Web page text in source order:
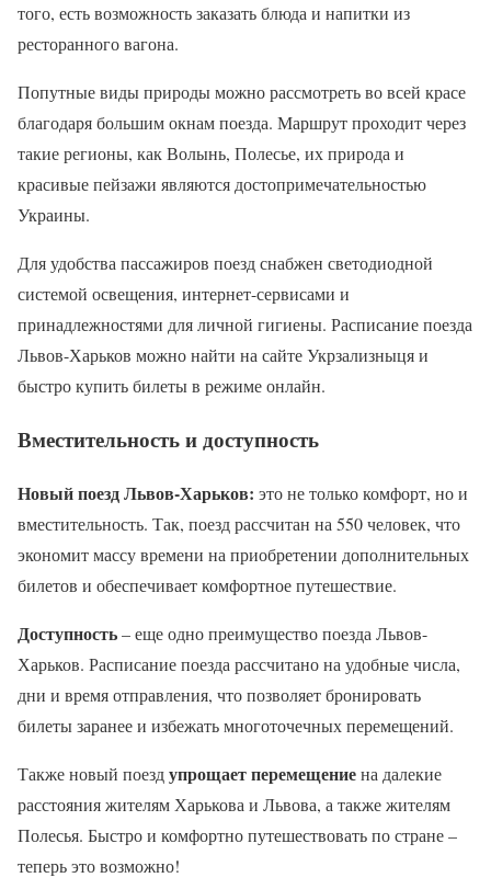
того, есть возможность заказать блюда и напитки из
ресторанного вагона.
Попутные виды природы можно рассмотреть во всей красе
благодаря большим окнам поезда. Маршрут проходит через
такие регионы, как Волынь, Полесье, их природа и
красивые пейзажи являются достопримечательностью
Украины.
Для удобства пассажиров поезд снабжен светодиодной
системой освещения, интернет-сервисами и
принадлежностями для личной гигиены. Расписание поезда
Львов-Харьков можно найти на сайте Укрзализныця и
быстро купить билеты в режиме онлайн.
Вместительность и доступность
Новый поезд Львов-Харьков: это не только комфорт, но и
вместительность. Так, поезд рассчитан на 550 человек, что
экономит массу времени на приобретении дополнительных
билетов и обеспечивает комфортное путешествие.
Доступность– еще одно преимущество поезда Львов-
Харьков. Расписание поезда рассчитано на удобные числа,
дни и время отправления, что позволяет бронировать
билеты заранее и избежать многоточечных перемещений.
Также новый поездупрощает перемещениена далекие
расстояния жителям Харькова и Львова, а также жителям
Полесья. Быстро и комфортно путешествовать по стране –
теперь это возможно!